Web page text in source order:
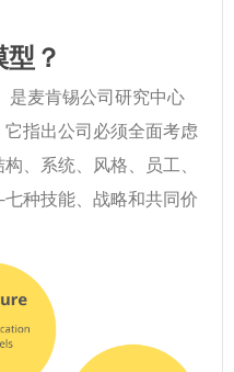
？
是麦肯锡公司研究中心
指出公司必须全面考虑
、系统、风格、员工、
种技能、战略和共同价